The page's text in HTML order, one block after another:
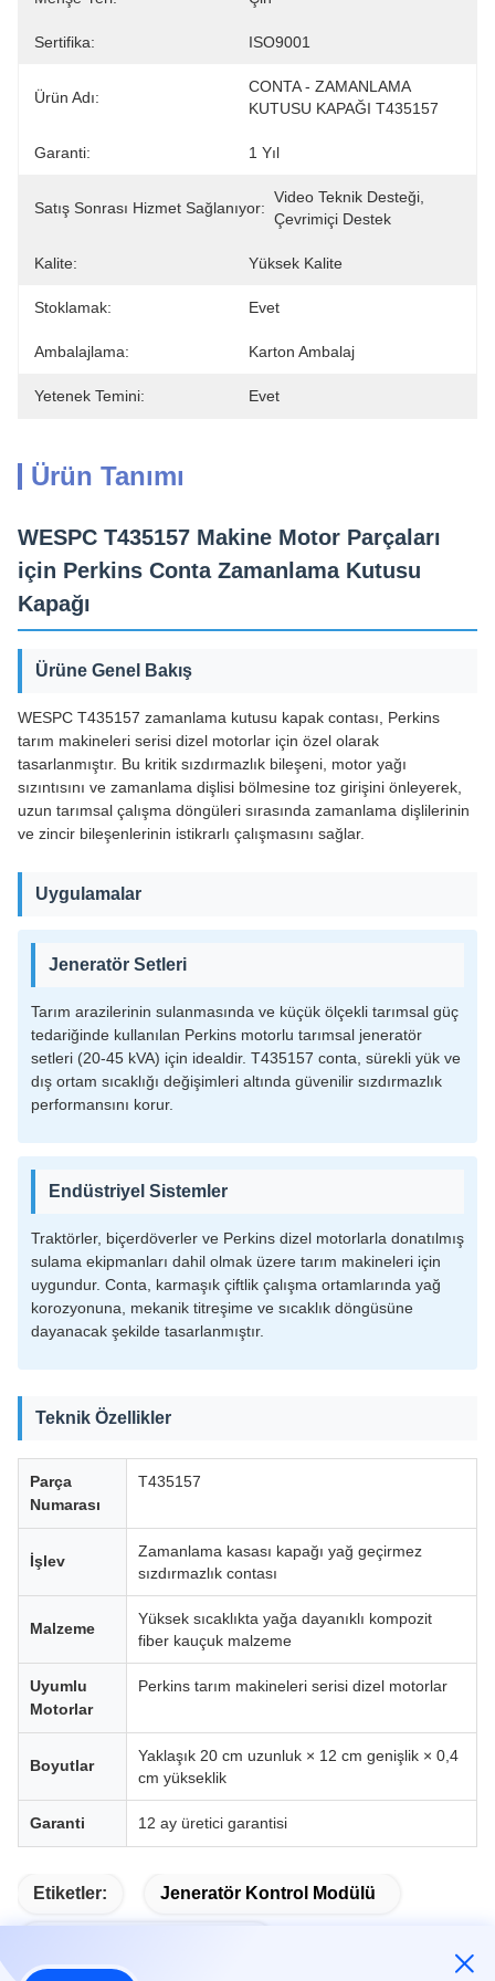
Sertifika: ISO9001
Ürün Adı:
CONTA - ZAMANLAMA
KUTUSU KAPAĞI T435157
Garanti: 1 Yıl
Satış Sonrası Hizmet Sağlanıyor:
Video Teknik Desteği,
Çevrimiçi Destek
Kalite: Yüksek Kalite
Stoklamak: Evet
Ambalajlama: Karton Ambalaj
Yetenek Temini: Evet
Ürün Tanımı
WESPC T435157 Makine Motor Parçaları
için Perkins Conta Zamanlama Kutusu
Kapağı
Ürüne Genel Bakış
WESPC T435157 zamanlama kutusu kapak contası, Perkins
tarım makineleri serisi dizel motorlar için özel olarak
tasarlanmıştır. Bu kritik sızdırmazlık bileşeni, motor yağı
sızıntısını ve zamanlama dişlisi bölmesine toz girişini önleyerek,
uzun tarımsal çalışma döngüleri sırasında zamanlama dişlilerinin
ve zincir bileşenlerinin istikrarlı çalışmasını sağlar.
Uygulamalar
Jeneratör Setleri
Tarım arazilerinin sulanmasında ve küçük ölçekli tarımsal güç
tedariğinde kullanılan Perkins motorlu tarımsal jeneratör
setleri (20-45 kVA) için idealdir. T435157 conta, sürekli yük ve
dış ortam sıcaklığı değişimleri altında güvenilir sızdırmazlık
performansını korur.
Endüstriyel Sistemler
Traktörler, biçerdöverler ve Perkins dizel motorlarla donatılmış
sulama ekipmanları dahil olmak üzere tarım makineleri için
uygundur. Conta, karmaşık çiftlik çalışma ortamlarında yağ
korozyonuna, mekanik titreşime ve sıcaklık döngüsüne
dayanacak şekilde tasarlanmıştır.
Teknik Özellikler
Parça
Numarası
T435157
İşlev
Zamanlama kasası kapağı yağ geçirmez
sızdırmazlık contası
Malzeme
Yüksek sıcaklıkta yağa dayanıklı kompozit
fiber kauçuk malzeme
Uyumlu
Motorlar
Perkins tarım makineleri serisi dizel motorlar
Boyutlar
Yaklaşık 20 cm uzunluk × 12 cm genişlik × 0,4
cm yükseklik
Garanti 12 ay üretici garantisi
Etiketler: Jeneratör Kontrol Modülü